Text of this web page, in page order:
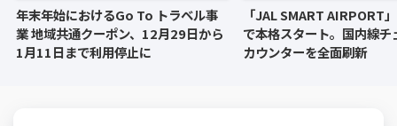
年末年始におけるGo To トラベル事
業 地域共通クーポン、12月29日から
1月11日まで利用停止に
「JAL SMART AIRPORT
で本格スタート。国内線チ
カウンターを全面刷新